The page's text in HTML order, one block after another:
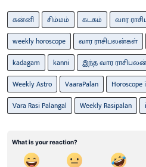
கன்னி சிம்மம் கடகம் வார
weekly horoscope
வார ராசிபலன்கள்
kadagam
kanni இந்த வார
Weekly Astro
VaaraPalan
Vara Rasi Palangal
Weekly Rasipalan